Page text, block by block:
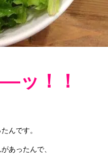
！！
んです。
あったんで、